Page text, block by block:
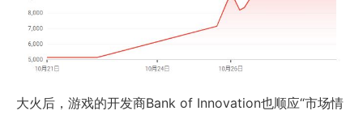
大火后，游戏的开发商Bank of Innovation也顺应“市场情